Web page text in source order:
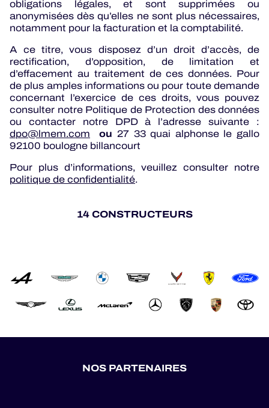
obligations légales, et sont supprimées ou
anonymisées dès qu’elles ne sont plus nécessaires,
notamment pour la facturation et la comptabilité.
A ce titre, vous disposez d’un droit d’accès, de
rectification, d’opposition, de limitation et
d’effacement au traitement de ces données. Pour
de plus amples informations ou pour toute demande
concernant l’exercice de ces droits, vous pouvez
consulter notre Politique de Protection des données
ou contacter notre DPD à l’adresse suivante :
dpo@lmem.com ou 27 33 quai alphonse le gallo
92100 boulogne billancourt
Pour plus d’informations, veuillez consulter notre
politique de confidentialité.
14 CONSTRUCTEURS
NOS PARTENAIRES